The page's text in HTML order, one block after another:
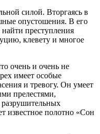
силой. Вторгаясь в
опустошения. В его
преступления
клевету и многое
очень и очень не
имеет особые
и тревогу. Он умеет
прелестями,
известное полотно «Сон